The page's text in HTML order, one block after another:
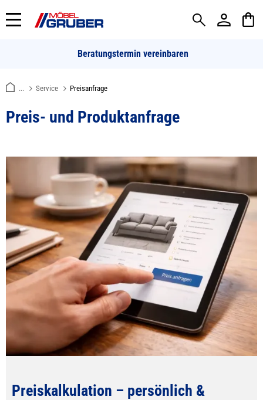
springen
Beratungstermin vereinbaren
... Service Preisanfrage
Preis- und Produktanfrage
Preiskalkulation – persönlich &